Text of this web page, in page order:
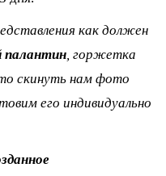
как должен
палантин, горжетка
скинуть нам фото
его индивидуально